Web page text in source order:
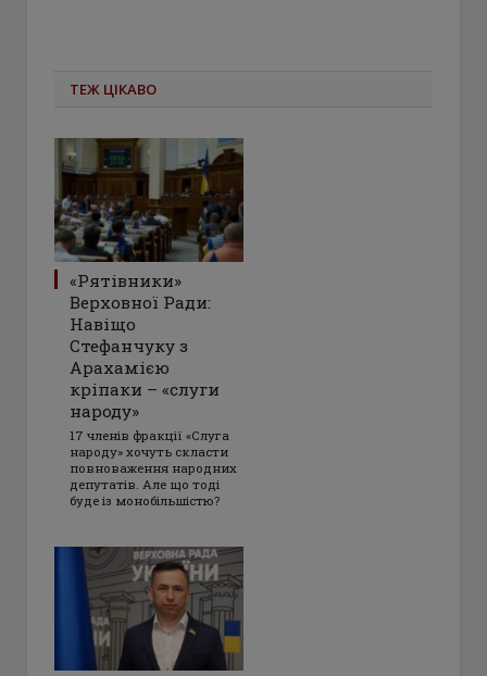
ТЕЖ ЦІКАВО
«Рятівники»
Верховної Ради:
Навіщо
Стефанчуку з
Арахамією
кріпаки – «слуги
народу»
17 членів фракції «Слуга
народу» хочуть скласти
повноваження народних
депутатів. Але що тоді
буде із монобільшістю?